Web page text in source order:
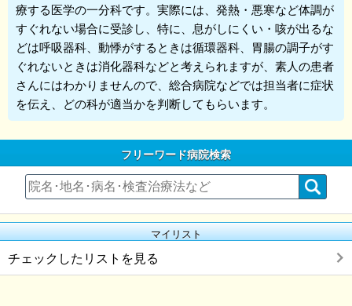
療する医学の一分科です。実際には、発熱・悪寒など体調が
すぐれない場合に受診し、特に、息がしにくい・咳が出るな
どは呼吸器科、動悸がするときは循環器科、胃腸の調子がす
ぐれないときは消化器科などと考えられますが、素人の患者
さんにはわかりませんので、総合病院などでは担当者に症状
を伝え、どの科が適当かを判断してもらいます。
フリーワード病院検索
マイリスト
チェックしたリストを見る